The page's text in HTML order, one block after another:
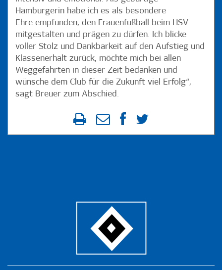
Hamburgerin habe ich es als besondere
Ehre empfunden, den Frauenfußball beim HSV
mitgestalten und prägen zu dürfen. Ich blicke
voller Stolz und Dankbarkeit auf den Aufstieg und
Klassenerhalt zurück, möchte mich bei allen
Weggefährten in dieser Zeit bedanken und
wünsche dem Club für die Zukunft viel Erfolg“,
sagt Breuer zum Abschied.